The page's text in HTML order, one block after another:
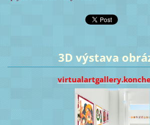
3D výstava